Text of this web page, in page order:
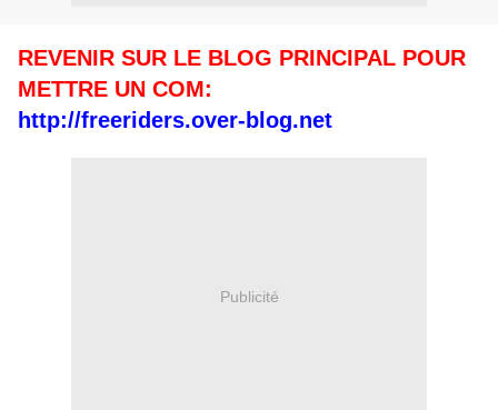
REVENIR SUR LE BLOG PRINCIPAL POUR
METTRE UN COM:
http://freeriders.over-blog.net
Publicité